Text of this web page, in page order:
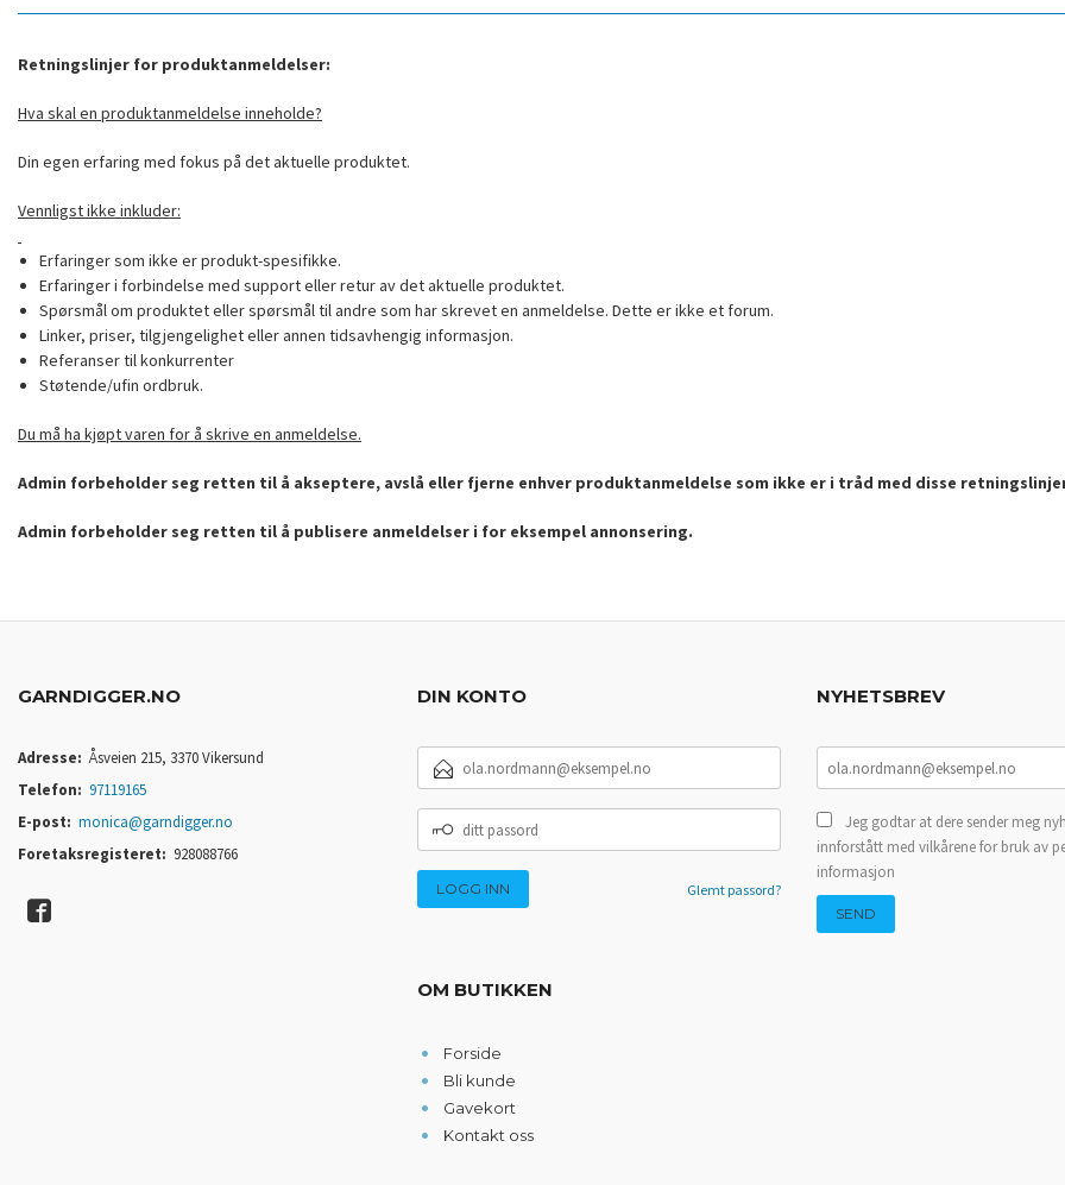
Retningslinjer for produktanmeldelser:
Hva skal en produktanmeldelse inneholde?
Din egen erfaring med fokus på det aktuelle produktet.
Vennligst ikke inkluder:
Erfaringer som ikke er produkt-spesifikke.
Erfaringer i forbindelse med support eller retur av det aktuelle produktet.
Spørsmål om produktet eller spørsmål til andre som har skrevet en anmeldelse. Dette er ikke et forum.
Linker, priser, tilgjengelighet eller annen tidsavhengig informasjon.
Referanser til konkurrenter
Støtende/ufin ordbruk.
Du må ha kjøpt varen for å skrive en anmeldelse.
Admin forbeholder seg retten til å akseptere, avslå eller fjerne enhver produktanmeldelse som ikke er i tråd med disse
Admin forbeholder seg retten til å publisere anmeldelser i for eksempel annonsering.
GARNDIGGER.NO
Adresse: Åsveien 215, 3370 Vikersund
Telefon: 97119165
E-post: monica@garndigger.no
Foretaksregisteret: 928088766
DIN KONTO
POSTADRESSE
PASSORD
Glemt passord?
OM BUTIKKEN
Forside
Bli kunde
Gavekort
Kontakt oss
NYHETSBREV
Jeg godtar at dere sender meg
innforstått med vilkårene for bruk av
informasjon